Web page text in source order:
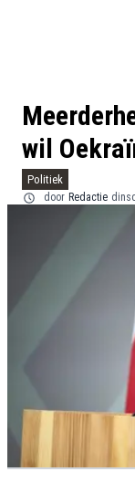
wil
Politiek
door Redactie